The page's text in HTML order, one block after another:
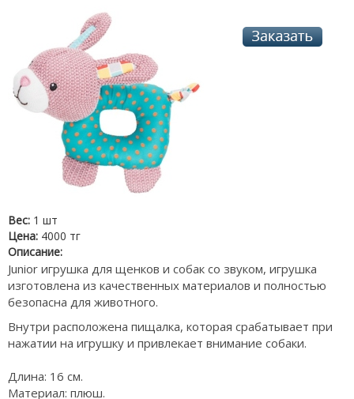
Вес: 1 шт
Цена: 4000 тг
Описание:
Junior игрушка для щенков и собак со звуком, игрушка
изготовлена из качественных материалов и полностью
безопасна для животного.
Внутри расположена пищалка, которая срабатывает при
нажатии на игрушку и привлекает внимание собаки.
Длина: 16 см.
Материал: плюш.